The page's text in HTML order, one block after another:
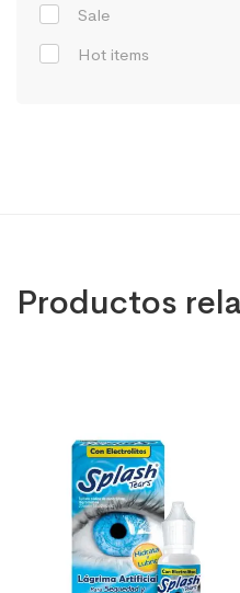
Sale
Hot items
Productos